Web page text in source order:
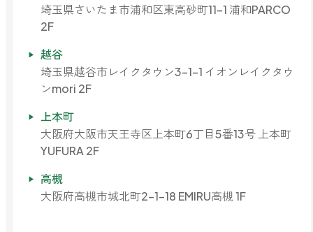
埼玉県さいたま市浦和区東高砂町11-1 浦和PARCO
2F
越谷
埼玉県越谷市レイクタウン3-1-1 イオンレイクタウ
ンmori 2F
上本町
大阪府大阪市天王寺区上本町6丁目5番13号 上本町
YUFURA 2F
高槻
大阪府高槻市城北町2-1-18 EMIRU高槻 1F